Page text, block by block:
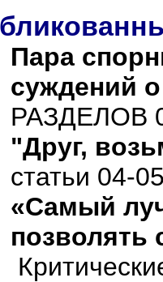
Пара
суждений
РАЗДЕЛОВ
"Друг,
статьи 04-
«Самый
позволять